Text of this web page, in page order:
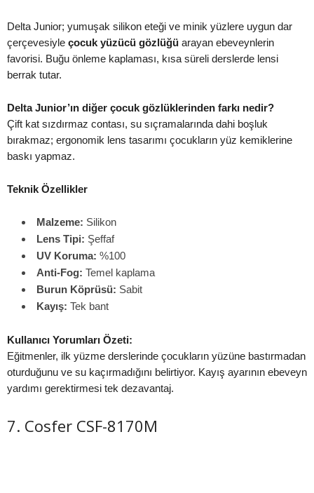
Delta Junior; yumuşak silikon eteği ve minik yüzlere uygun dar
çerçevesiyle çocuk yüzücü gözlüğü arayan ebeveynlerin
favorisi. Buğu önleme kaplaması, kısa süreli derslerde lensi
berrak tutar.
Delta Junior’ın diğer çocuk gözlüklerinden farkı nedir?
Çift kat sızdırmaz contası, su sıçramalarında dahi boşluk
bırakmaz; ergonomik lens tasarımı çocukların yüz kemiklerine
baskı yapmaz.
Teknik Özellikler
Malzeme: Silikon
Lens Tipi: Şeffaf
UV Koruma: %100
Anti-Fog: Temel kaplama
Burun Köprüsü: Sabit
Kayış: Tek bant
Kullanıcı Yorumları Özeti:
Eğitmenler, ilk yüzme derslerinde çocukların yüzüne bastırmadan
oturduğunu ve su kaçırmadığını belirtiyor. Kayış ayarının ebeveyn
yardımı gerektirmesi tek dezavantaj.
7. Cosfer CSF-8170M